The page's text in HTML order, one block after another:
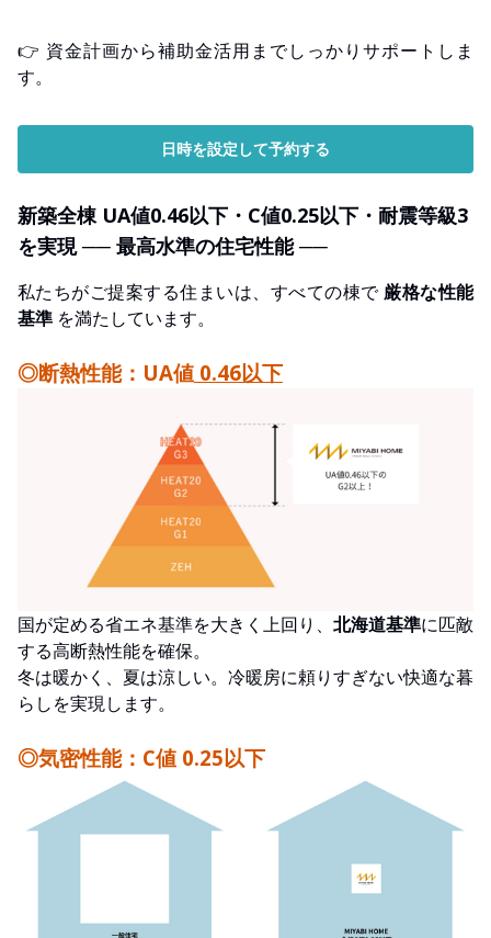
👉 資金計画から補助金活用までしっかりサポートしま
す。
日時を設定して予約する
新築全棟 UA値0.46以下・C値0.25以下・耐震等級3
を実現 ── 最高水準の住宅性能 ──
私たちがご提案する住まいは、すべての棟で 厳格な性能
基準 を満たしています。
◎断熱性能：UA値 0.46以下
国が定める省エネ基準を大きく上回り、 北海道基準に匹敵
する高断熱性能を確保。
冬は暖かく、夏は涼しい。冷暖房に頼りすぎない快適な暮
らしを実現します。
◎気密性能：C値 0.25以下